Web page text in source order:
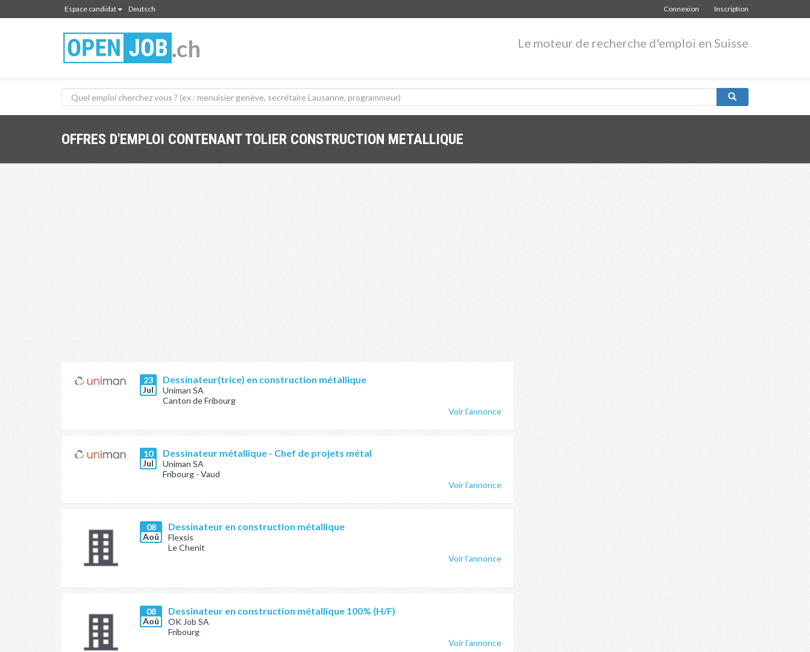
Espace candidat Deutsch Inscription
Connexion
.ch Le moteur de recherche d'emploi en Suisse
OFFRES D'EMPLOI CONTENANT TOLIER CONSTRUCTION METALLIQUE
23
Jul
Dessinateur(trice) en construction métallique
Uniman SA
Canton de Fribourg
Voir l'annonce
10
Jul
Dessinateur métallique - Chef de projets métal
Uniman SA
Fribourg - Vaud
Voir l'annonce
08
Aoû
Dessinateur en construction métallique
Flexsis
Le Chenit
Voir l'annonce
08
Aoû
Dessinateur en construction métallique 100% (H/F)
OK Job SA
Fribourg
Voir l'annonce